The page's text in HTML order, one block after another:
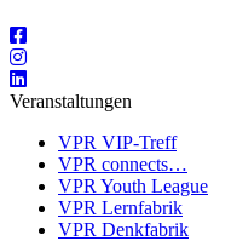
Veranstaltungen
VPR VIP-Treff
VPR connects…
VPR Youth League
VPR Lernfabrik
VPR Denkfabrik